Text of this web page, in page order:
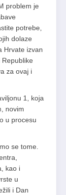
problem je
potrebe,
dolaze
Hrvate izvan
za ovaj i
1, koja
novim
u procesu
se tome.
kao i
u
i Dan